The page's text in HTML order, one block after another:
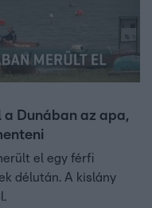
Dunában az apa,
el egy férfi
délután. A kislány